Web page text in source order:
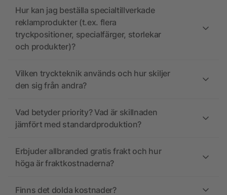
Hur kan jag beställa specialtillverkade
reklamprodukter (t.ex. flera
tryckpositioner, specialfärger, storlekar
och produkter)?
Vilken tryckteknik används och hur skiljer
den sig från andra?
Vad betyder priority? Vad är skillnaden
jämfört med standardproduktion?
Erbjuder allbranded gratis frakt och hur
höga är fraktkostnaderna?
Finns det dolda kostnader?